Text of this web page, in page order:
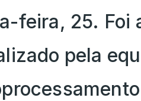
feira, 25. Foi
pela